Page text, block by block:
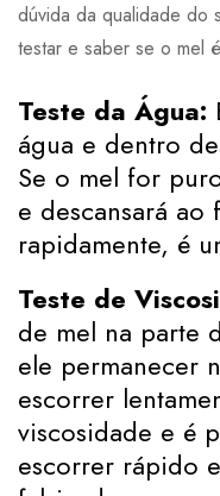
dúvida da qualidade do
testar e saber se o mel
Teste da Água:
água e dentro
Se o mel for
e descansará
rapidamente, é
Teste de
de mel na parte
ele permanecer
escorrer
viscosidade e é
escorrer rápido